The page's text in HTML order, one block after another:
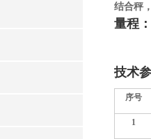
结合秤
量程
技术
序号
1